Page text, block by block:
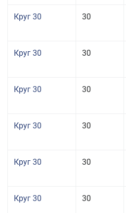
Круг 30 30
Круг 30 30
Круг 30 30
Круг 30 30
Круг 30 30
Круг 30 30